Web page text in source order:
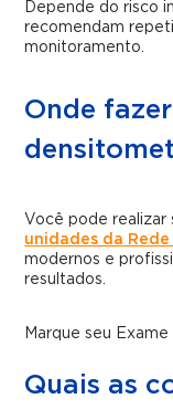
Depende do risco
recomendam
monitoramento.
Onde
Você pode realizar
unidades da Rede
modernos e
resultados.
Marque seu Exame
Quais as